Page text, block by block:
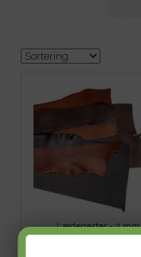
Læderrester - 2 mm